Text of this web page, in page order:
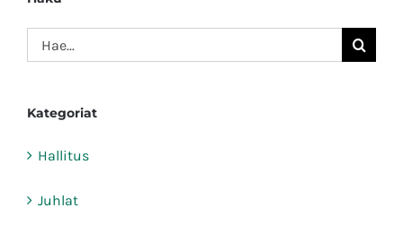
Etsi
...
Kategoriat
Hallitus
Juhlat